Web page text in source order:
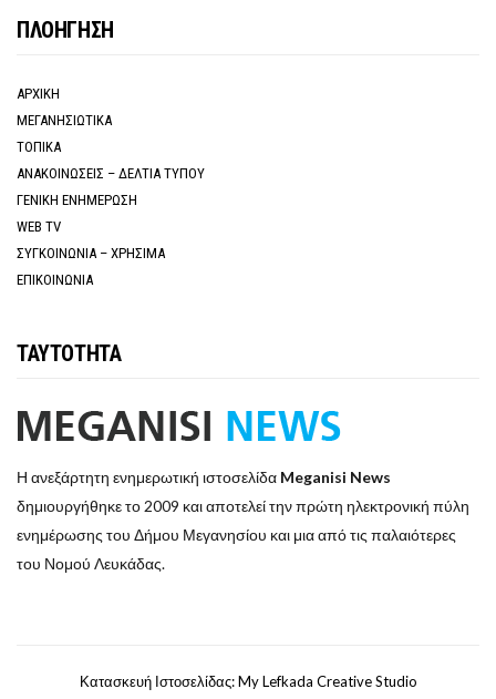
ΠΛΟΗΓΗΣΗ
ΑΡΧΙΚΗ
ΜΕΓΑΝΗΣΙΩΤΙΚΑ
ΤΟΠΙΚΑ
ΑΝΑΚΟΙΝΩΣΕΙΣ – ΔΕΛΤΙΑ ΤΥΠΟΥ
ΓΕΝΙΚΗ ΕΝΗΜΕΡΩΣΗ
WEB TV
ΣΥΓΚΟΙΝΩΝΙΑ – ΧΡΗΣΙΜΑ
ΕΠΙΚΟΙΝΩΝΙΑ
ΤΑΥΤΟΤΗΤΑ
Η ανεξάρτητη ενημερωτική ιστοσελίδα Meganisi News
δημιουργήθηκε το 2009 και αποτελεί την πρώτη ηλεκτρονική πύλη
ενημέρωσης του Δήμου Μεγανησίου και μια από τις παλαιότερες
του Νομού Λευκάδας.
Κατασκευή Ιστοσελίδας: My Lefkada Creative Studio